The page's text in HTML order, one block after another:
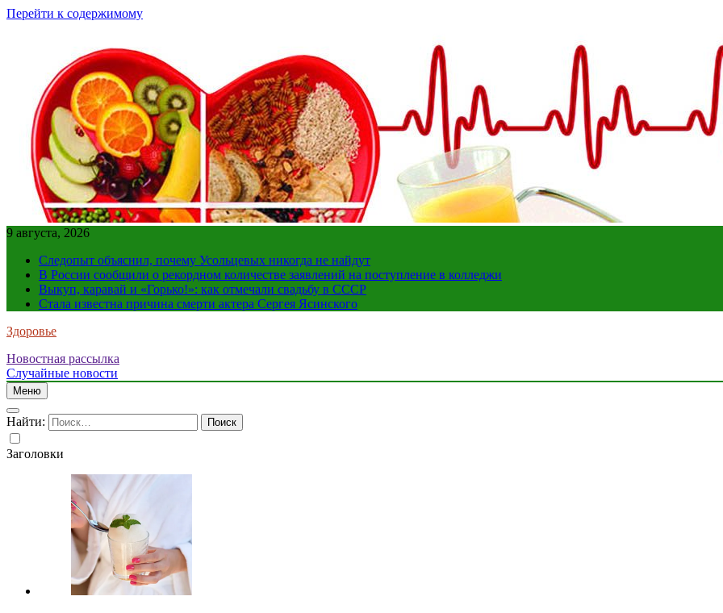
Перейти к содержимому
9 августа, 2026
Следопыт объяснил, почему Усольцевых никогда не найдут
В России сообщили о рекордном количестве заявлений на поступление в колледжи
Выкуп, каравай и «Горько!»: как отмечали свадьбу в СССР
Стала известна причина смерти актера Сергея Ясинского
Здоровье
Новостная рассылка
Случайные новости
Меню
Найти:
Заголовки